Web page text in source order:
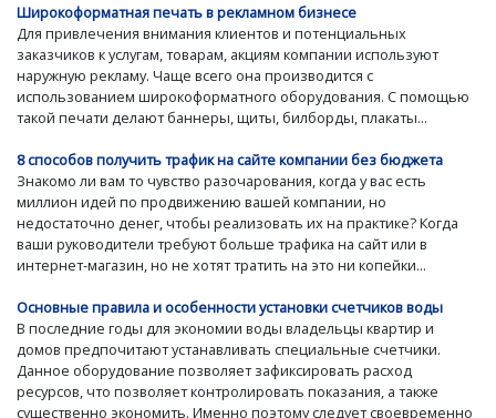
Широкоформатная печать в рекламном бизнесе
Для привлечения внимания клиентов и потенциальных
заказчиков к услугам, товарам, акциям компании используют
наружную рекламу. Чаще всего она производится с
использованием широкоформатного оборудования. С помощью
такой печати делают баннеры, щиты, билборды, плакаты...
8 способов получить трафик на сайте компании без бюджета
Знакомо ли вам то чувство разочарования, когда у вас есть
миллион идей по продвижению вашей компании, но
недостаточно денег, чтобы реализовать их на практике? Когда
ваши руководители требуют больше трафика на сайт или в
интернет-магазин, но не хотят тратить на это ни копейки...
Основные правила и особенности установки счетчиков воды
В последние годы для экономии воды владельцы квартир и
домов предпочитают устанавливать специальные счетчики.
Данное оборудование позволяет зафиксировать расход
ресурсов, что позволяет контролировать показания, а также
существенно экономить. Именно поэтому следует своевременно